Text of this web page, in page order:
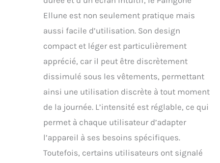
POUR TOUTES LES
MORPHOLOGIES : Conçu
les silhouettes, il est
équipé d'électrodes
épousent délicatement
le bas-ventre, même
mouvement. Trois
étapes suffisent :
sur la peau, démarrez
l'appareil, puis ajustez
niveau qui vous
Ellune est non seulement pratique mais
aussi facile d’utilisation. Son design
compact et léger est particulièrement
apprécié, car il peut être discrètement
dissimulé sous les vêtements, permettant
ainsi une utilisation discrète à tout moment
de la journée. L’intensité est réglable, ce qui
permet à chaque utilisateur d’adapter
l’appareil à ses besoins spécifiques.
Toutefois, certains utilisateurs ont signalé